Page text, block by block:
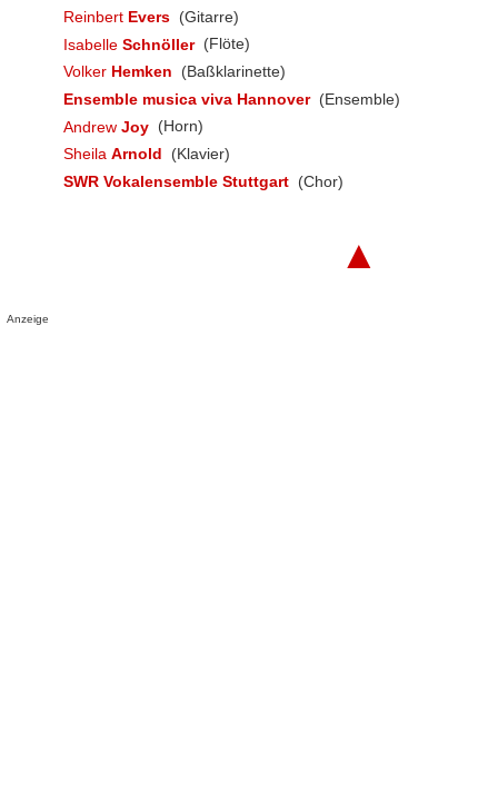
Reinbert Evers (Gitarre)
Isabelle Schnöller (Flöte)
Volker Hemken
(Baßklarinette)
Ensemble musica viva Hannover (Ensemble)
Andrew Joy (Horn)
Sheila Arnold
(Klavier)
SWR Vokalensemble Stuttgart (Chor)
▲
Anzeige